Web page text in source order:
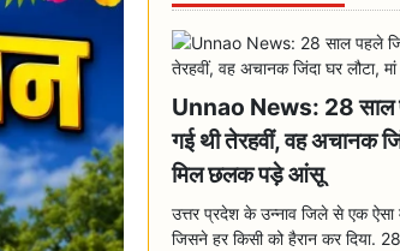
Unnao News: 28 साल
गई थी तेरहवीं, वह अचानक
मिल छलक पड़े आंसू
उत्तर प्रदेश के उन्नाव जिले से एक ऐसा
जिसने हर किसी को हैरान कर दिया.